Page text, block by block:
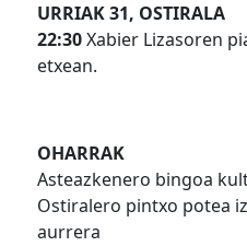
URRIAK 31, OSTIRALA
22:30Xabier Lizasoren
etxean.
OHARRAK
Asteazkenero bingoa
Ostiralero pintxo potea
aurrera